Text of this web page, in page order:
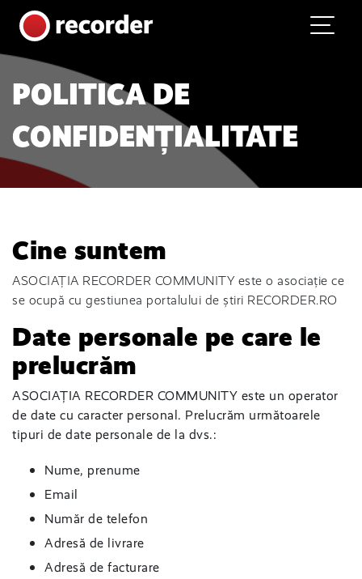
Skip to content
Main Navigation
POLITICA DE
CONFIDENȚIALITATE
Cine suntem
ASOCIAȚIA RECORDER COMMUNITY este o asociație ce
se ocupă cu gestiunea portalului de știri RECORDER.RO
Date personale pe care le
prelucrăm
ASOCIAȚIA RECORDER COMMUNITY este un operator
de date cu caracter personal. Prelucrăm următoarele
tipuri de date personale de la dvs.:
Nume, prenume
Email
Număr de telefon
Adresă de livrare
Adresă de facturare